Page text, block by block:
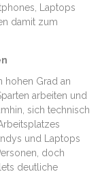
Laptops
damit zum
hohen Grad an
arbeiten und
sich technisch
und Laptops
doch
deutliche